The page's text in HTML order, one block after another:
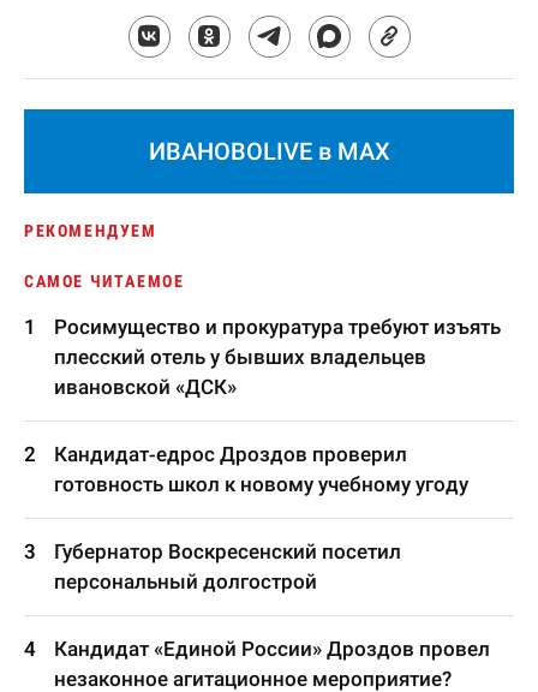
ИВАНОВОLIVE в MAX
РЕКОМЕНДУЕМ
САМОЕ ЧИТАЕМОЕ
Росимущество и прокуратура требуют изъять
плесский отель у бывших владельцев
ивановской «ДСК»
Кандидат-едрос Дроздов проверил
готовность школ к новому учебному угоду
Губернатор Воскресенский посетил
персональный долгострой
Кандидат «Единой России» Дроздов провел
незаконное агитационное мероприятие?